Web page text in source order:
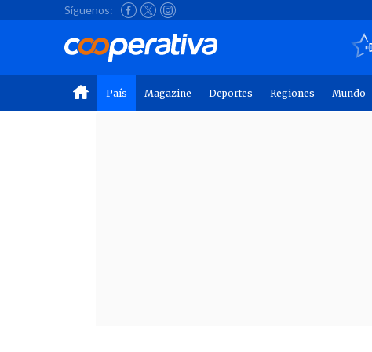
Síguenos:
País Magazine Deportes Regiones Mundo